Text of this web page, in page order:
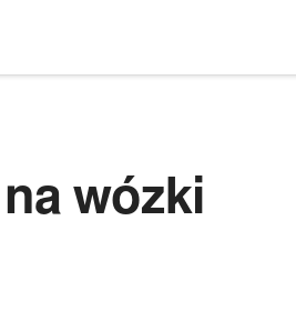
wózki